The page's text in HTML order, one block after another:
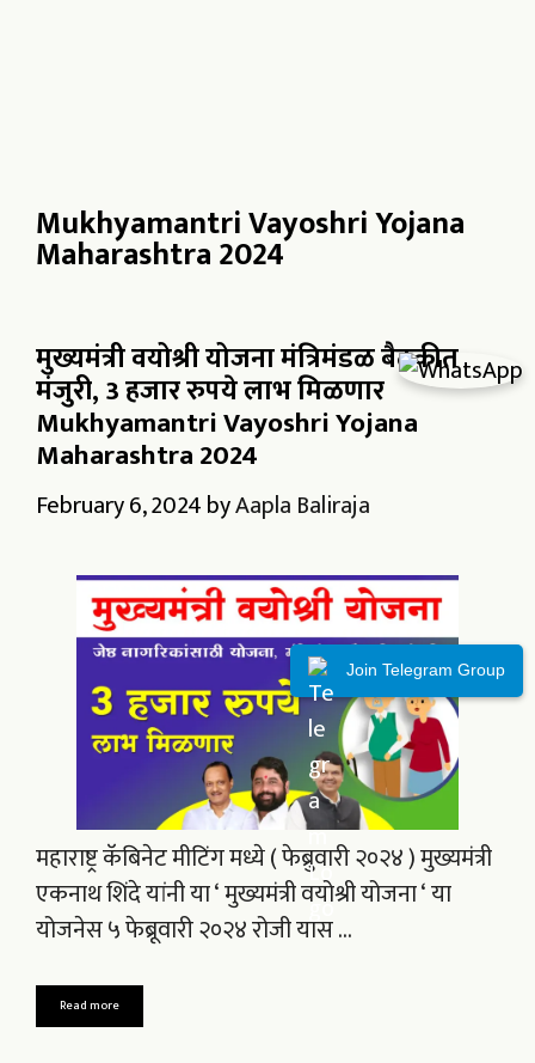
Mukhyamantri Vayoshri Yojana
Maharashtra 2024
मुख्यमंत्री वयोश्री योजना मंत्रिमंडळ बैठकीत
मंजुरी, 3 हजार रुपये लाभ मिळणार
Mukhyamantri Vayoshri Yojana
Maharashtra 2024
February 6, 2024byAapla Baliraja
महाराष्ट्र कॅबिनेट मीटिंग मध्ये ( फेब्रुवारी २०२४ ) मुख्यमंत्री
एकनाथ शिंदे यांनी या ‘ मुख्यमंत्री वयोश्री योजना ‘ या
योजनेस ५ फेब्रूवारी २०२४ रोजी यास …
Read more
Join Telegram Group